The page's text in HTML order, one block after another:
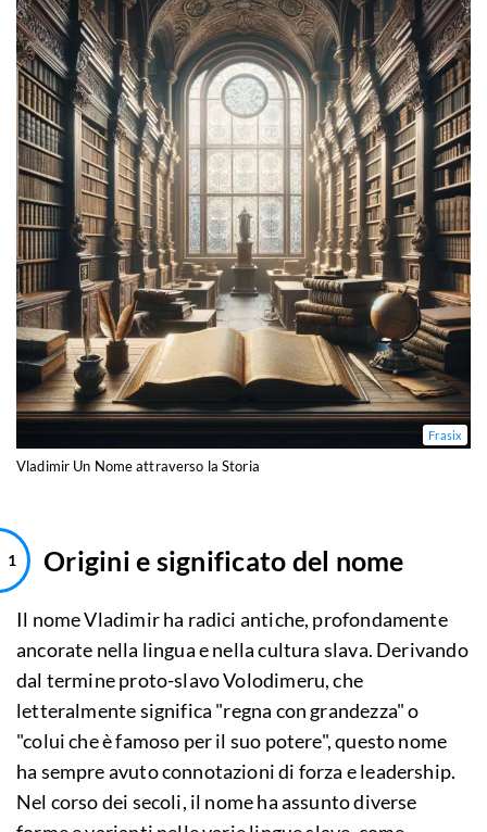
Frasix
Vladimir Un Nome attraverso la Storia
Origini e significato del nome
Il nome Vladimir ha radici antiche, profondamente
ancorate nella lingua e nella cultura slava. Derivando
dal termine proto-slavo Volodimeru, che
letteralmente significa "regna con grandezza" o
"colui che è famoso per il suo potere", questo nome
ha sempre avuto connotazioni di forza e leadership.
Nel corso dei secoli, il nome ha assunto diverse